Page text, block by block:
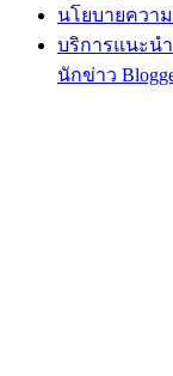
นโยบายควา
บริการแนะน
นักข่าว